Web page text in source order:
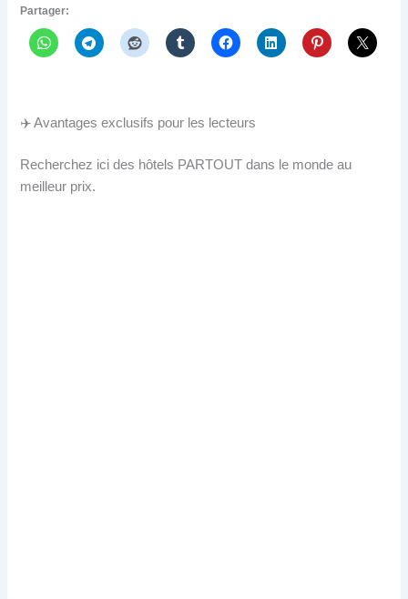
Partager:
✈️ Avantages exclusifs pour les lecteurs
Recherchez ici des hôtels PARTOUT dans le monde au
meilleur prix.